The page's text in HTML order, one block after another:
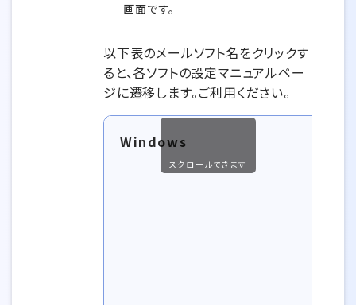
画面です。
以下表のメールソフト名をクリックす
ると、各ソフトの設定マニュアルペー
ジに遷移します。ご利用ください。
Windows
スクロールできます